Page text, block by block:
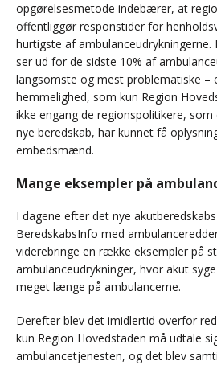
opgørelsesmetode indebærer, at
offentliggør responstider for
hurtigste af ambulanceudrykningerne.
ser ud for de sidste 10% af
langsomste og mest problematiske –
hemmelighed, som kun Region
ikke engang de regionspolitikere,
nye beredskab, har kunnet få
embedsmænd.
Mange eksempler på
I dagene efter det nye
BeredskabsInfo med
viderebringe en række eksempler på
ambulanceudrykninger, hvor akut
meget længe på ambulancerne.
Derefter blev det imidlertid overfor
kun Region Hovedstaden må udtale
ambulancetjenesten, og det blev